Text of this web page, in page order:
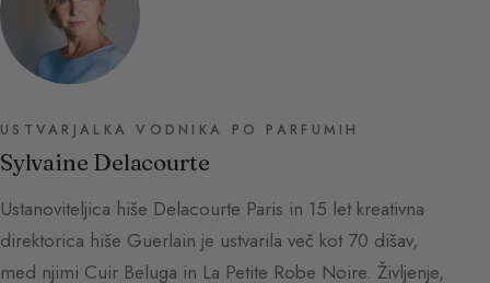
USTVARJALKA VODNIKA PO PARFUMIH
Sylvaine Delacourte
Ustanoviteljica hiše Delacourte Paris in 15 let kreativna
direktorica hiše Guerlain je ustvarila več kot 70 dišav,
med njimi Cuir Beluga in La Petite Robe Noire. Življenje,